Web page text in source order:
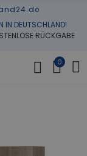
IN DEUTSCHLAND!
RÜCKGABE
0